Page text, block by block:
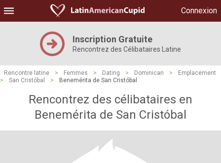
Connexion
Inscription Gratuite
Rencontrez des Célibataires Latine
Rencontre latine > Femmes > Dating > Dominican >
Emplacement
>
San Cristóbal > Benemérita de San Cristóbal
Rencontrez des célibataires en
Benemérita de San Cristóbal